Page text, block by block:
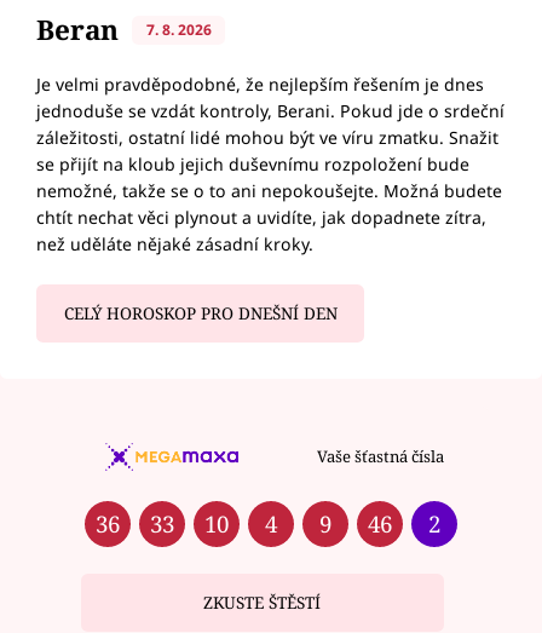
Beran 7. 8. 2026
Je velmi pravděpodobné, že nejlepším řešením je dnes
jednoduše se vzdát kontroly, Berani. Pokud jde o srdeční
záležitosti, ostatní lidé mohou být ve víru zmatku. Snažit
se přijít na kloub jejich duševnímu rozpoložení bude
nemožné, takže se o to ani nepokoušejte. Možná budete
chtít nechat věci plynout a uvidíte, jak dopadnete zítra,
než uděláte nějaké zásadní kroky.
CELÝ HOROSKOP PRO DNEŠNÍ DEN
Vaše šťastná čísla
36 33 10 4 9 46 2
ZKUSTE ŠTĚSTÍ